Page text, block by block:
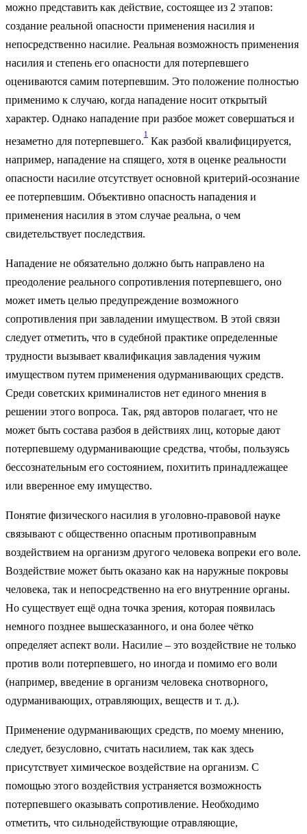
можно представить как действие, состоящее из 2 этапов:
создание реальной опасности применения насилия и
непосредственно насилие. Реальная возможность применения
насилия и степень его опасности для потерпевшего
оцениваются самим потерпевшим. Это положение полностью
применимо к случаю, когда нападение носит открытый
характер. Однако нападение при разбое может совершаться и
незаметно для потерпевшего.
1
Как разбой квалифицируется,
например, нападение на спящего, хотя в оценке реальности
опасности насилие отсутствует основной критерий-осознание
ее потерпевшим. Объективно опасность нападения и
применения насилия в этом случае реальна, о чем
свидетельствует последствия.
Нападение не обязательно должно быть направлено на
преодоление реального сопротивления потерпевшего, оно
может иметь целью предупреждение возможного
сопротивления при завладении имуществом. В этой связи
следует отметить, что в судебной практике определенные
трудности вызывает квалификация завладения чужим
имуществом путем применения одурманивающих средств.
Среди советских криминалистов нет единого мнения в
решении этого вопроса. Так, ряд авторов полагает, что не
может быть состава разбоя в действиях лиц, которые дают
потерпевшему одурманивающие средства, чтобы, пользуясь
бессознательным его состоянием, похитить принадлежащее
или вверенное ему имущество.
Понятие физического насилия в уголовно-правовой науке
связывают с общественно опасным противоправным
воздействием на организм другого человека вопреки его воле.
Воздействие может быть оказано как на наружные покровы
человека, так и непосредственно на его внутренние органы.
Но существует ещё одна точка зрения, которая появилась
немного позднее вышесказанного, и она более чётко
определяет аспект воли. Насилие – это воздействие не только
против воли потерпевшего, но иногда и помимо его воли
(например, введение в организм человека снотворного,
одурманивающих, отравляющих, веществ и т. д.).
Применение одурманивающих средств, по моему мнению,
следует, безусловно, считать насилием, так как здесь
присутствует химическое воздействие на организм. С
помощью этого воздействия устраняется возможность
потерпевшего оказывать сопротивление. Необходимо
отметить, что сильнодействующие отравляющие,